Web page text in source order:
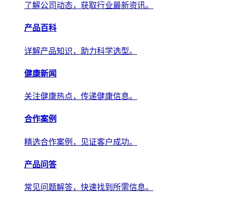
了解公司动态，获取行业最新资讯。
产品百科
详解产品知识，助力科学选型。
健康新闻
关注健康热点，传递健康信息。
合作案例
精选合作案例，见证客户成功。
产品问答
常见问题解答，快速找到所需信息。